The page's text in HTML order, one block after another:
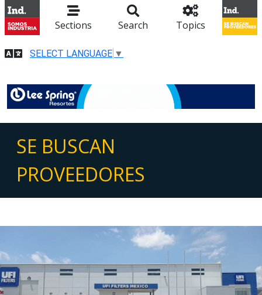
Sections Search Topics
SELECT LANGUAGE ▼
SE BUSCAN
PROVEEDORES